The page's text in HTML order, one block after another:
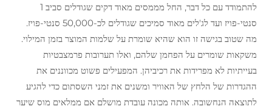
להתמודד עם כל דבר, החל מממסים מאוד דקים שגודלים סביב 1
סנטי-פויז ועד לג'לים מאוד סמיכים שגודלים לכ-50,000 סנטי-פויז.
מה שטוב בגישה זו הוא שהיא שומרת על שלמות המוצר בזמן המילוי.
משקאות שומרים על הפחמן שלהם, ואלו תערובות פרמצבטיות
בעייתיות לא מפרידות את רכיביהן. המפעילים פשוט מכווננים את
ההגדרות של הלחץ של האוויר ומשנים את זמני השסתום כדי להגיע
לתוצאה הנחשובה. אותה מכונה עובדת מושלם אם ממלאים מוס שיער